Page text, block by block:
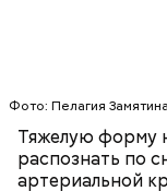
Фото: Пелагия
Тяжелую форму
распознать по
артериальной
Множество
поездки, чтобы